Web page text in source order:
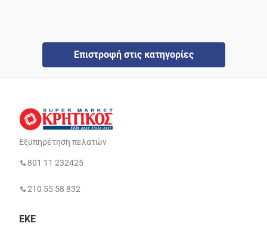
Επιστροφή στις κατηγορίες
Εξυπηρέτηση πελατών
801 11 232425
210 55 58 832
ΕΚΕ